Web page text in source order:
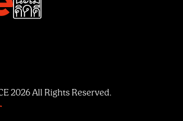
2026 All Rights Reserved.